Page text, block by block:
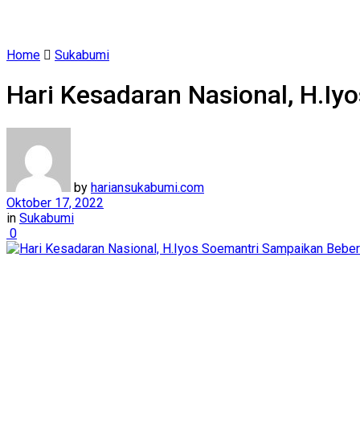
Home Sukabumi
Hari Kesadaran Nasional,
by hariansukabumi.com
Oktober 17, 2022
in Sukabumi
0